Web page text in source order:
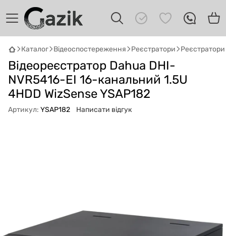
Каталог Відеоспостереження Реєстратори
Відеореєстратор Dahua DHI-
NVR5416-EI 16-канальний 1.5U
4HDD WizSense YSAP182
Артикул: YSAP182 Написати відгук
GAZIKAI
Онлайн · пошук техніки
Привіт! 👋 Я Gazik AI — допоможу
підібрати вживану комп'ютерну техніку.
Що шукаєш?